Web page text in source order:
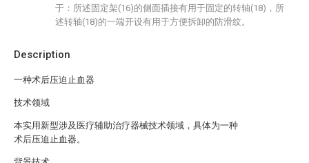
Description
一种术后压迫止血器
技术领域
本实用新型涉及医疗辅助治疗器械技术领域，具体为一种
术后压迫止血器。
于：所述固定架(16)的侧面插接有用于固定的转轴(18)，所
述转轴(18)的一端开设有用于方便拆卸的防滑纹。